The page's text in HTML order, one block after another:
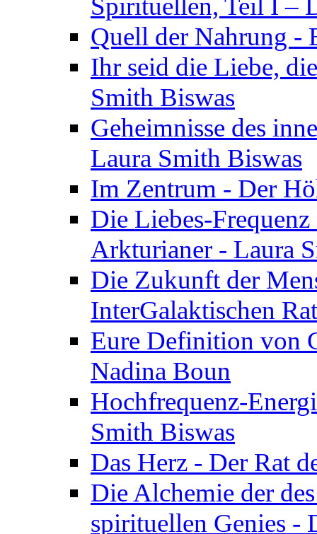
Quell der Nahrung -
Ihr seid die Liebe,
Smith Biswas
Geheimnisse des
Laura Smith Biswas
Im Zentrum - Der
Die Liebes-
Arkturianer - Laura
Die Zukunft der
InterGalaktischen
Eure Definition von
Nadina Boun
Hochfrequenz-
Smith Biswas
Das Herz - Der Rat
Die Alchemie der
spirituellen Genies -